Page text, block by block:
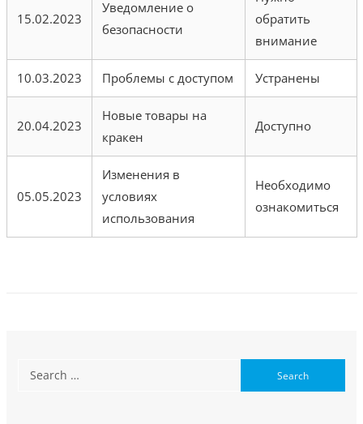
15.02.2023
Уведомление о
безопасности
обратить
внимание
10.03.2023 Проблемы с доступом Устранены
20.04.2023
Новые товары на
кракен
Доступно
05.05.2023
Изменения в
условиях
использования
Необходимо
ознакомиться